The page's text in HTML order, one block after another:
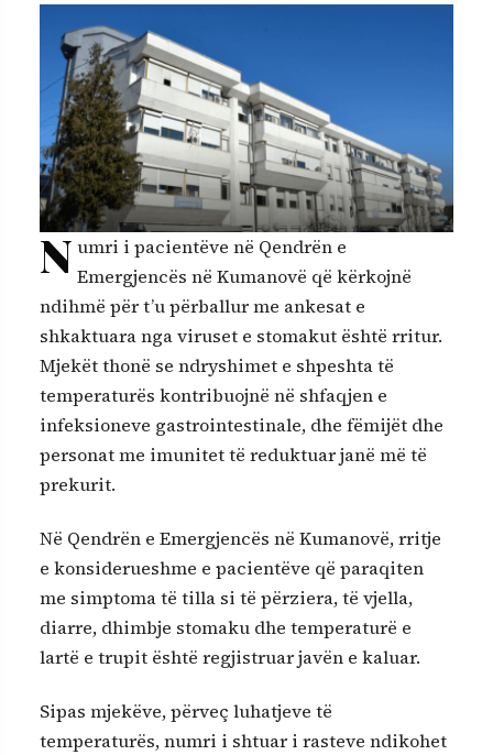
Numri i pacientëve në Qendrën e
Emergjencës në Kumanovë që kërkojnë
ndihmë për t’u përballur me ankesat e
shkaktuara nga viruset e stomakut është rritur.
Mjekët thonë se ndryshimet e shpeshta të
temperaturës kontribuojnë në shfaqjen e
infeksioneve gastrointestinale, dhe fëmijët dhe
personat me imunitet të reduktuar janë më të
prekurit.
Në Qendrën e Emergjencës në Kumanovë, rritje
e konsiderueshme e pacientëve që paraqiten
me simptoma të tilla si të përziera, të vjella,
diarre, dhimbje stomaku dhe temperaturë e
lartë e trupit është regjistruar javën e kaluar.
Sipas mjekëve, përveç luhatjeve të
temperaturës, numri i shtuar i rasteve ndikohet